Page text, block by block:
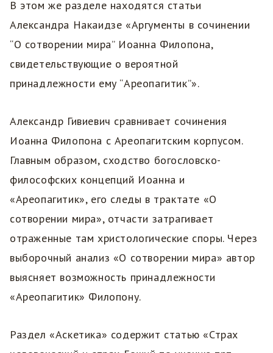
В этом же разделе находятся статьи
Александра Накаидзе «Аргументы в сочинении
“О сотворении мира” Иоанна Филопона,
свидетельствующие о вероятной
принадлежности ему “Ареопагитик”».
Александр Гивиевич сравнивает сочинения
Иоанна Филопона с Ареопагитским корпусом.
Главным образом, сходство богословско-
философских концепций Иоанна и
«Ареопагитик», его следы в трактате «О
сотворении мира», отчасти затрагивает
отраженные там христологические споры. Через
выборочный анализ «О сотворении мира» автор
выясняет возможность принадлежности
«Ареопагитик» Филопону.
Раздел «Аскетика» содержит статью «Страх